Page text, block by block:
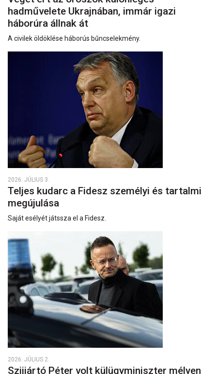
hadművelete Ukrajnában, immár igazi
háborúra állnak át
A civilek öldöklése háborús bűncselekmény.
2026. JÚLIUS 3.
Teljes kudarc a Fidesz személyi és tartalmi
megújulása
Saját esélyét játssza el a Fidesz.
2026. JÚLIUS 2.
Szijjártó Péter volt külügyminiszter mélyen